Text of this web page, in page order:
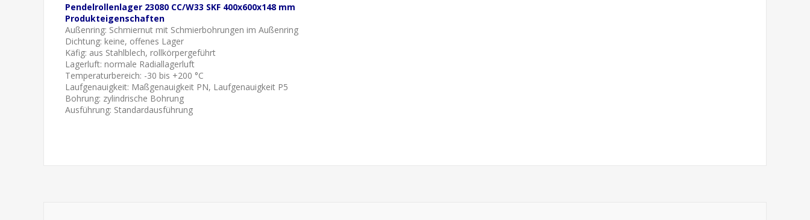
Pendelrollenlager 23080 CC/W33 SKF 400x600x148 mm
Produkteigenschaften
Außenring: Schmiernut mit Schmierbohrungen im Außenring
Dichtung: keine, offenes Lager
Käfig: aus Stahlblech, rollkörpergeführt
Lagerluft: normale Radiallagerluft
Temperaturbereich: -30 bis +200 °C
Laufgenauigkeit: Maßgenauigkeit PN, Laufgenauigkeit P5
Bohrung: zylindrische Bohrung
Ausführung: Standardausführung